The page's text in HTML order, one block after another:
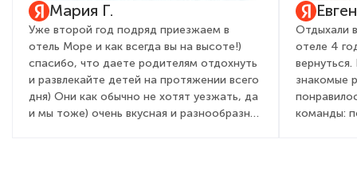
Мария Г.
Уже второй год подряд приезжаем в
отель Море и как всегда вы на высоте!)
спасибо, что даете родителям отдохнуть
и развлекайте детей на протяжении всего
дня) Они как обычно не хотят уезжать, да
и мы тоже) очень вкусная и разнообразная
Отдыхали
отеле 4
знакомые
команды: